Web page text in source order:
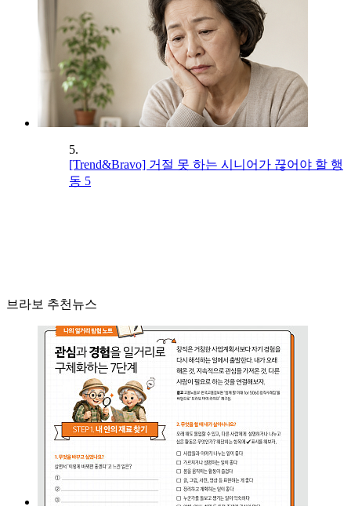
5.
[Trend&Bravo] 거절 못 하는 시니어가 끊어야 할 행
동 5
브라보 추천뉴스